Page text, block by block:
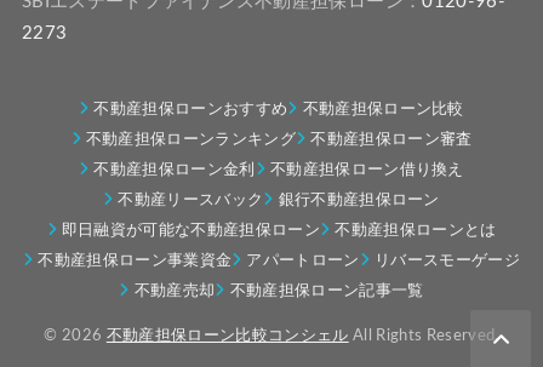
2273
不動産担保ローンおすすめ
不動産担保ローン比較
不動産担保ローンランキング
不動産担保ローン審査
不動産担保ローン金利
不動産担保ローン借り換え
不動産リースバック
銀行不動産担保ローン
即日融資が可能な不動産担保ローン
不動産担保ローンとは
不動産担保ローン事業資金
アパートローン
リバースモーゲージ
不動産売却
不動産担保ローン記事一覧
© 2026 不動産担保ローン比較コンシェル All Rights Reserved.